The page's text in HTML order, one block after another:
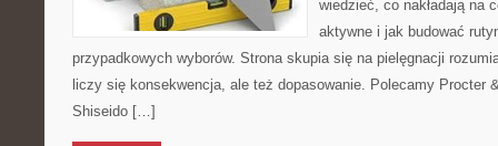
wiedzieć, co nakładają na
aktywne i jak budować
przypadkowych wyborów. Strona skupia się na pielęgnacji
liczy się konsekwencja, ale też dopasowanie. Polecamy Procter
Shiseido […]